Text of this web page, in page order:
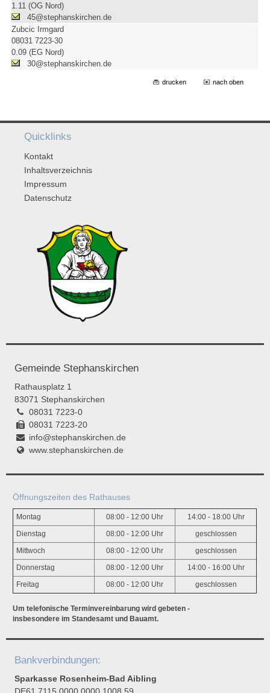
1.11 (OG Nord)
45@stephanskirchen.de
Zubcic Irmgard
08031 7223-30
0.09 (EG Nord)
30@stephanskirchen.de
drucken nach oben
Quicklinks
Kontakt
Inhaltsverzeichnis
Impressum
Datenschutz
Gemeinde Stephanskirchen
Rathausplatz 1
83071 Stephanskirchen
08031 7223-0
08031 7223-20
info@stephanskirchen.de
www.stephanskirchen.de
Öffnungszeiten des Rathauses
Montag 08:00 - 12:00 Uhr 14:00 - 18:00 Uhr
Dienstag 08:00 - 12:00 Uhr geschlossen
Mittwoch 08:00 - 12:00 Uhr geschlossen
Donnerstag 08:00 - 12:00 Uhr 14:00 - 16:00 Uhr
Freitag 08:00 - 12:00 Uhr geschlossen
Um telefonische Terminvereinbarung wird gebeten -
insbesondere im Standesamt und Bauamt.
Bankverbindungen:
Sparkasse Rosenheim-Bad Aibling